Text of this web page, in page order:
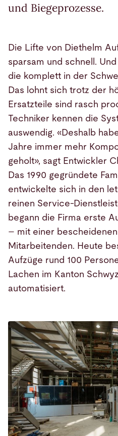
und Biegeprozesse.
Die Lifte von Diethelm
sparsam und schnell.
die komplett in der
Das lohnt sich trotz der
Ersatzteile sind rasch
Techniker kennen die
auswendig. «Deshalb
Jahre immer mehr
geholt», sagt Entwickler
Das 1990 gegründete
entwickelte sich in den
reinen Service-
begann die Firma erste
– mit einer
Mitarbeitenden. Heute
Aufzüge rund 100
Lachen im Kanton
automatisiert.